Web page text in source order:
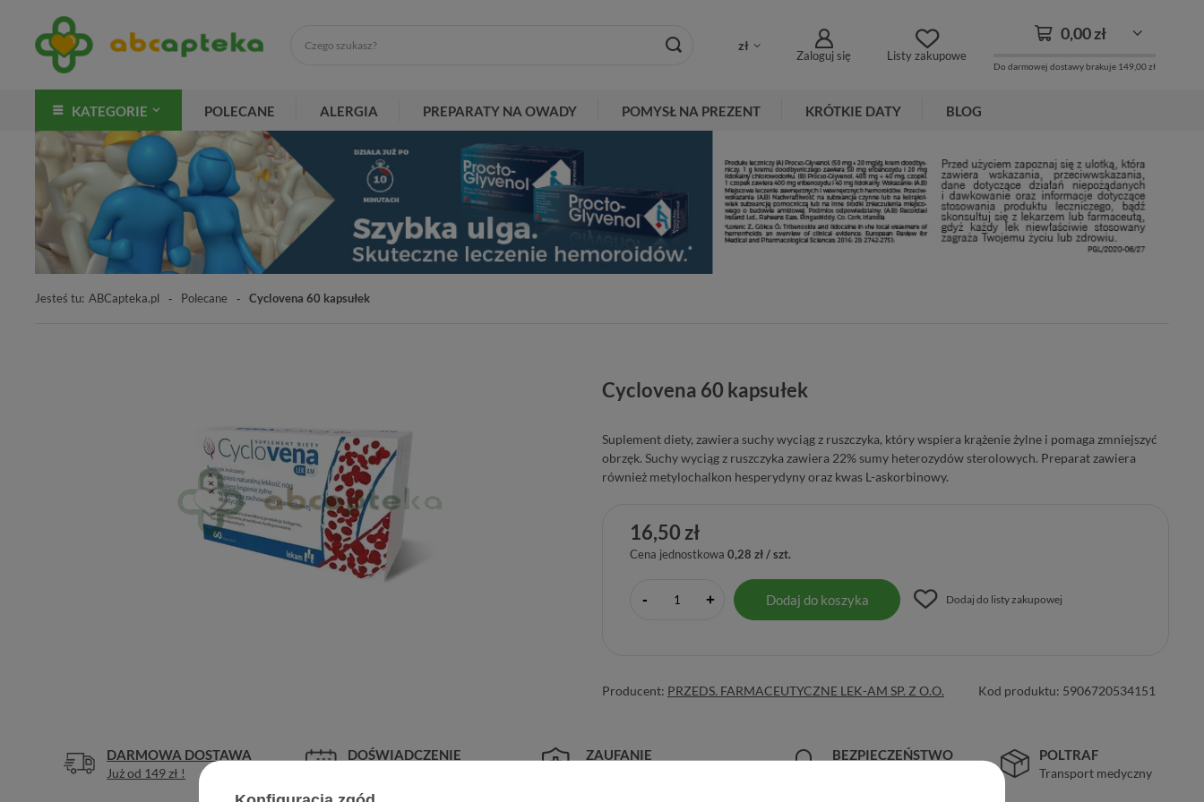
zł
Zaloguj się Listy zakupowe
0,00 zł
Do darmowej dostawy brakuje 149,00 zł
KATEGORIE POLECANE ALERGIA PREPARATY NA OWADY POMYSŁ NA PREZENT KRÓTKIE DATY BLOG
Jesteś tu: ABCapteka.pl Polecane Cyclovena 60 kapsułek
Cyclovena 60 kapsułek
Suplement diety, zawiera suchy wyciąg z ruszczyka, który wspiera krążenie żylne i pomaga zmniejszyć
obrzęk. Suchy wyciąg z ruszczyka zawiera 22% sumy heterozydów sterolowych. Preparat zawiera
również metylochalkon hesperydyny oraz kwas L-askorbinowy.
16,50 zł
Cena jednostkowa 0,28 zł / szt.
- + Dodaj do koszyka Dodaj do listy zakupowej
Producent: PRZEDS. FARMACEUTYCZNE LEK-AM SP. Z O.O. Kod produktu: 5906720534151
DARMOWA DOSTAWA
Już od 149 zł !
DOŚWIADCZENIE ZAUFANIE BEZPIECZEŃSTWO POLTRAF
Transport medyczny